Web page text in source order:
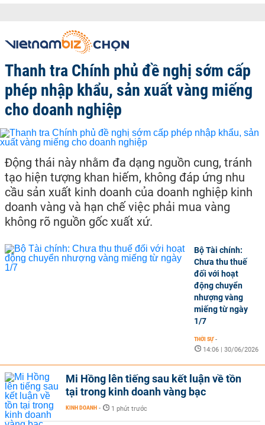
Thanh tra Chính phủ đề nghị sớm cấp
phép nhập khẩu, sản xuất vàng miếng
cho doanh nghiệp
Động thái này nhằm đa dạng nguồn cung, tránh
tạo hiện tượng khan hiếm, không đáp ứng nhu
cầu sản xuất kinh doanh của doanh nghiệp kinh
doanh vàng và hạn chế việc phải mua vàng
không rõ nguồn gốc xuất xứ.
Bộ Tài chính:
Chưa thu thuế
đối với hoạt
động chuyển
nhượng vàng
miếng từ ngày
1/7
THỜI SỰ -
14:06 | 30/06/2026
Mi Hồng lên tiếng sau kết luận về tồn
tại trong kinh doanh vàng bạc
KINH DOANH - 1 phút trước